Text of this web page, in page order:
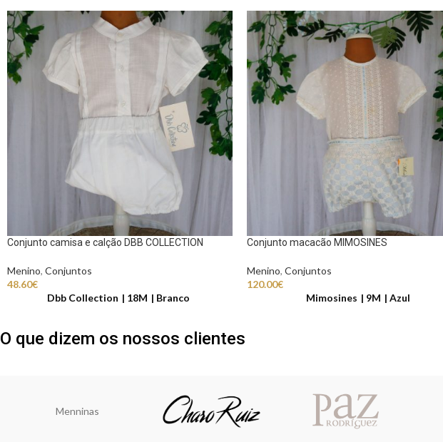
Conjunto camisa e calção DBB COLLECTION
Menino, Conjuntos
48.60€
Dbb Collection
18M Branco
Conjunto macacão MIMOSINES
Menino, Conjuntos
120.00€
Mimosines
9M Azul
O que dizem os nossos clientes
Menninas